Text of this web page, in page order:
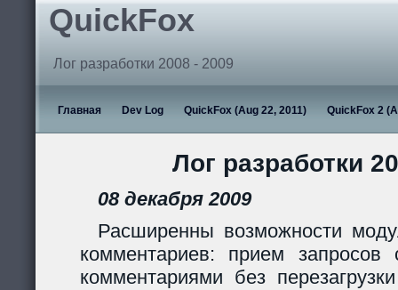
QuickFox
Лог разработки 2008 - 2009
Главная Dev Log QuickFox (Aug 22, 2011) QuickFox 2
Лог разработки
08 декабря 2009
Расширенны возможности
комментариев: прием запросов
комментариями без